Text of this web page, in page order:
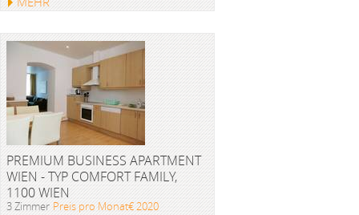
PREMIUM BUSINESS APARTMENT
WIEN - TYP COMFORT FAMILY,
1100 WIEN
3 Zimmer Preis pro Monat€ 2020